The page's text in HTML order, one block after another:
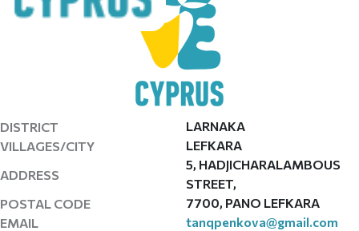
DISTRICT
LARNAKA
VILLAGES/CITY
LEFKARA
ADDRESS
5, HADJICHARALAMBOUS
STREET,
POSTAL CODE
7700, PANO LEFKARA
EMAIL
tanqpenkova@gmail.com